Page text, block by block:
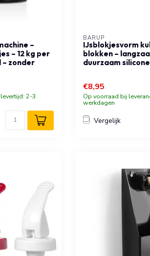
–
– 12 kg per
zonder
2-3
BARUP
IJsblokjesvorm
blokken –
duurzaam
€8,95
Op voorraad bij
werkdagen
Vergelijk